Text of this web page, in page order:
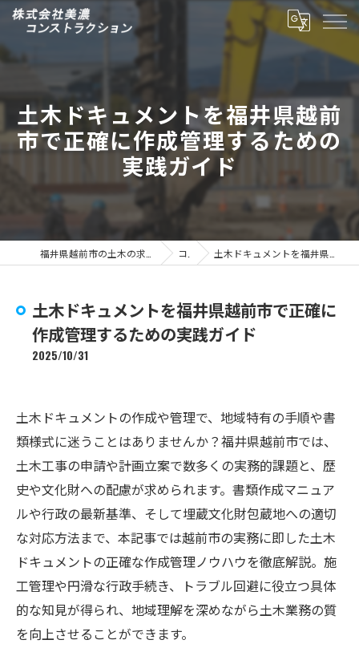
土木ドキュメントを福井県越前
市で正確に作成管理するための
実践ガイド
コラム 土木ドキュメントを福井県越前市で正確に作成管理するための実践ガイド
土木ドキュメントを福井県越前市で正確に
作成管理するための実践ガイド
2025/10/31
土木ドキュメントの作成や管理で、地域特有の手順や書
類様式に迷うことはありませんか？福井県越前市では、
土木工事の申請や計画立案で数多くの実務的課題と、歴
史や文化財への配慮が求められます。書類作成マニュア
ルや行政の最新基準、そして埋蔵文化財包蔵地への適切
な対応方法まで、本記事では越前市の実務に即した土木
ドキュメントの正確な作成管理ノウハウを徹底解説。施
工管理や円滑な行政手続き、トラブル回避に役立つ具体
的な知見が得られ、地域理解を深めながら土木業務の質
を向上させることができます。